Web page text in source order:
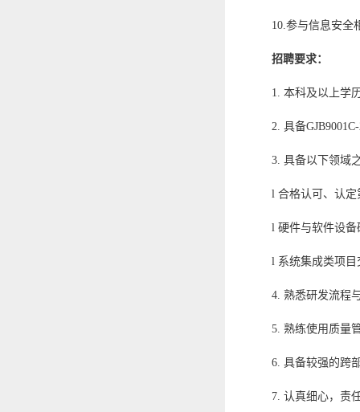
10.参与信息安全
招聘要求：
1. 本科及以上学
2. 具备
3. 具备以下领域
l 合格认可、认
l 硬件与软件设
l 系统集成类项目
4. 熟悉研发流程
5. 熟练使用质量
6. 具备较强的跨
7. 认真细心，责